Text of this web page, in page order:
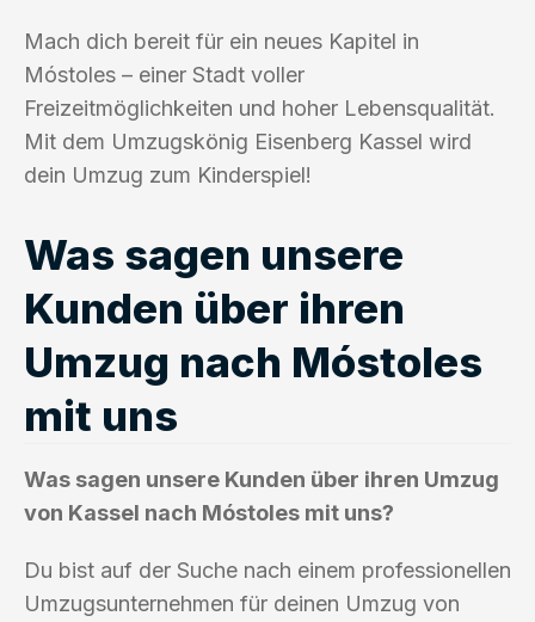
Mach dich bereit für ein neues Kapitel in
Móstoles – einer Stadt voller
Freizeitmöglichkeiten und hoher Lebensqualität.
Mit dem Umzugskönig Eisenberg Kassel wird
dein Umzug zum Kinderspiel!
Was sagen unsere
Kunden über ihren
Umzug nach Móstoles
mit uns
Was sagen unsere Kunden über ihren Umzug
von Kassel nach Móstoles mit uns?
Du bist auf der Suche nach einem professionellen
Umzugsunternehmen für deinen Umzug von